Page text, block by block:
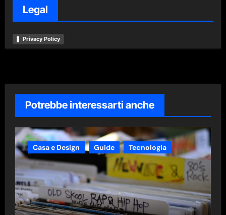
Legal
Privacy Policy
Potrebbe interessarti anche
Casa e Design Guide Tecnologia